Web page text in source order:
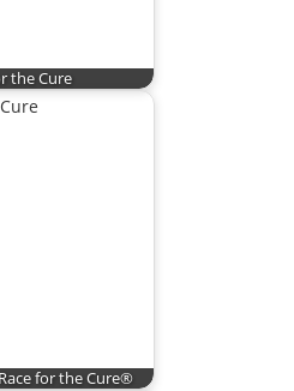
the Cure
for the Cure®